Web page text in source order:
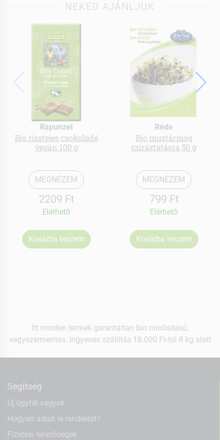
NEKED AJÁNLJUK
Rapunzel
Bio rizstejes csokoládé
vegán 100 g
MEGNÉZEM
2209 Ft
Elérhetõ
Kosárba teszem
Réde
Bio mustármag
csíráztatásra 50 g
MEGNÉZEM
799 Ft
Elérhetõ
Kosárba teszem
Itt minden termék garantáltan bio minősítésű,
vegyszermentes. Ingyenes szállítás 18.000 Ft-tól 8 kg alatt
Segítség
Új ügyfél vagyok
Hogyan adjak le rendelést?
Fizetési lehetőségek